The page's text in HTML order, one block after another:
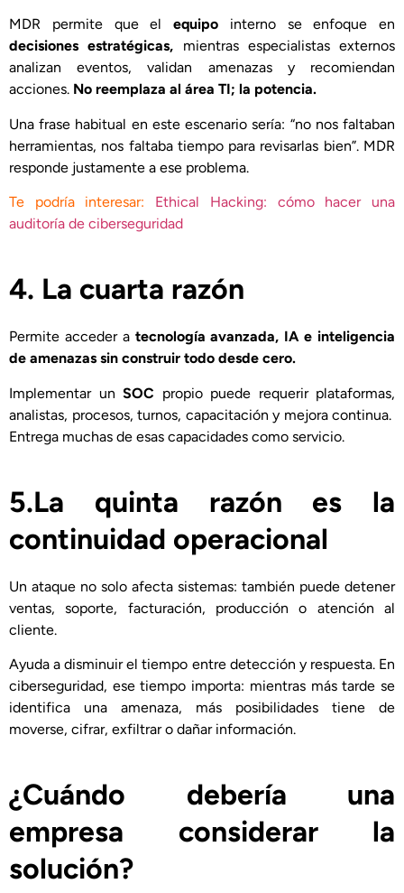
MDR permite que el equipo interno se enfoque en
decisiones estratégicas, mientras especialistas externos
analizan eventos, validan amenazas y recomiendan
acciones. No reemplaza al área TI; la potencia.
Una frase habitual en este escenario sería: “no nos faltaban
herramientas, nos faltaba tiempo para revisarlas bien”. MDR
responde justamente a ese problema.
Te podría interesar:
Ethical Hacking: cómo hacer una
auditoría de ciberseguridad
4. La cuarta razón
Permite acceder a tecnología avanzada, IA e inteligencia
de amenazas sin construir todo desde cero.
Implementar un SOC propio puede requerir plataformas,
analistas, procesos, turnos, capacitación y mejora continua.
Entrega muchas de esas capacidades como servicio.
5.La quinta razón es la
continuidad operacional
Un ataque no solo afecta sistemas: también puede detener
ventas, soporte, facturación, producción o atención al
cliente.
Ayuda a disminuir el tiempo entre detección y respuesta. En
ciberseguridad, ese tiempo importa: mientras más tarde se
identifica una amenaza, más posibilidades tiene de
moverse, cifrar, exfiltrar o dañar información.
¿Cuándo debería una
empresa considerar la
solución?